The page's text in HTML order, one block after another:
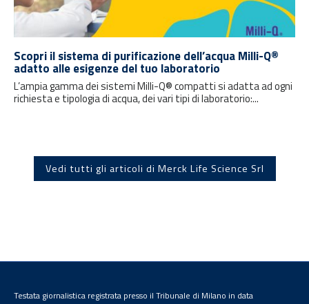
Scopri il sistema di purificazione dell’acqua Milli-Q®
adatto alle esigenze del tuo laboratorio
L’ampia gamma dei sistemi Milli-Q® compatti si adatta ad ogni
richiesta e tipologia di acqua, dei vari tipi di laboratorio:...
Vedi tutti gli articoli di Merck Life Science Srl
Testata giornalistica registrata presso il Tribunale di Milano in data